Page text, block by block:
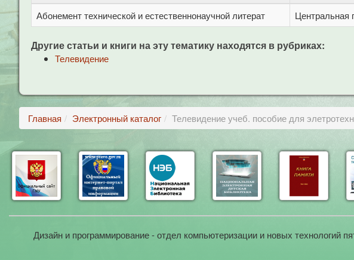
Абонемент технической и естественнонаучной литерат Центральная
Другие статьи и книги на эту тематику находятся в рубриках:
Телевидение
Главная Электронный каталог Телевидение учеб. пособие для
Дизайн и программирование - отдел компьютеризации и новых технологий